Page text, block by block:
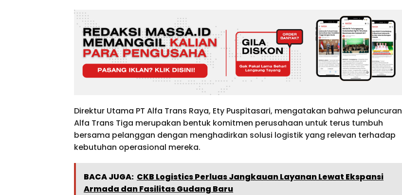
Direktur Utama PT Alfa Trans Raya, Ety Puspitasari, mengatakan bahwa peluncuran
Alfa Trans Tiga merupakan bentuk komitmen perusahaan untuk terus tumbuh
bersama pelanggan dengan menghadirkan solusi logistik yang relevan terhadap
kebutuhan operasional mereka.
BACA JUGA: CKB Logistics Perluas Jangkauan Layanan Lewat Ekspansi
Armada dan Fasilitas Gudang Baru